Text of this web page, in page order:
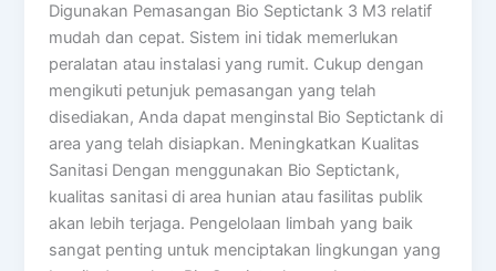
Digunakan Pemasangan Bio Septictank 3 M3 relatif
mudah dan cepat. Sistem ini tidak memerlukan
peralatan atau instalasi yang rumit. Cukup dengan
mengikuti petunjuk pemasangan yang telah
disediakan, Anda dapat menginstal Bio Septictank di
area yang telah disiapkan. Meningkatkan Kualitas
Sanitasi Dengan menggunakan Bio Septictank,
kualitas sanitasi di area hunian atau fasilitas publik
akan lebih terjaga. Pengelolaan limbah yang baik
sangat penting untuk menciptakan lingkungan yang